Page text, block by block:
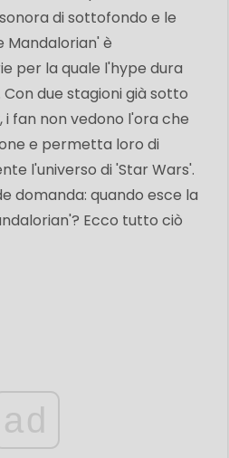
di sottofondo e le
Mandalorian' è
per la quale l'hype dura
due stagioni già sotto
i fan non vedono l'ora che
e permetta loro di
l'universo di 'Star Wars'.
domanda: quando esce la
Ecco tutto ciò
ad